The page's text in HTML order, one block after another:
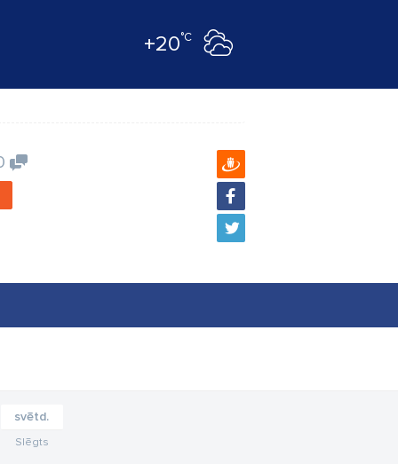
+20°C
svētd.
Slēgts